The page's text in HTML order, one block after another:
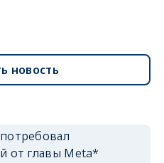
новость
от главы Meta*